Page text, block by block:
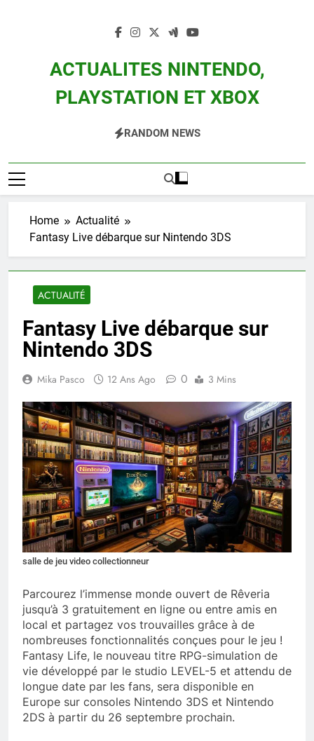
ACTUALITES NINTENDO,
PLAYSTATION ET XBOX
Zelda, Splatoon, Pokemon Entre Autres
RANDOM NEWS
Home
Actualité
Fantasy Live débarque sur Nintendo 3DS
ACTUALITÉ
Fantasy Live débarque sur
Nintendo 3DS
Mika Pasco 12 Ans Ago 0 3 Mins
salle de jeu video collectionneur
Parcourez l’immense monde ouvert de Rêveria
jusqu’à 3 gratuitement en ligne ou entre amis en
local et partagez vos trouvailles grâce à de
nombreuses fonctionnalités conçues pour le jeu !
Fantasy Life, le nouveau titre RPG-simulation de
vie développé par le studio LEVEL-5 et attendu de
longue date par les fans, sera disponible en
Europe sur consoles Nintendo 3DS et Nintendo
2DS à partir du 26 septembre prochain.